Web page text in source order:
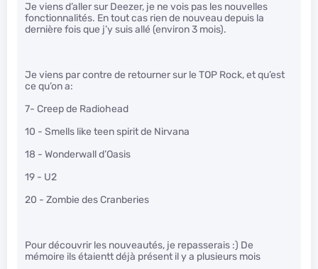
Je viens d’aller sur Deezer, je ne vois pas les nouvelles
fonctionnalités. En tout cas rien de nouveau depuis la
dernière fois que j’y suis allé (environ 3 mois).
Je viens par contre de retourner sur le TOP Rock, et qu’est
ce qu’on a:
7- Creep de Radiohead
10 - Smells like teen spirit de Nirvana
18 - Wonderwall d’Oasis
19 - U2
20 - Zombie des Cranberies
Pour découvrir les nouveautés, je repasserais :) De
mémoire ils étaientt déjà présent il y a plusieurs mois